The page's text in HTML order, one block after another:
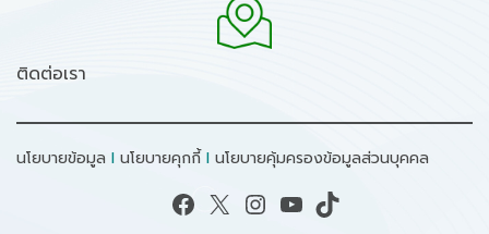
ติดต่อเรา
นโยบายข้อมูล I นโยบายคุกกี้ I นโยบายคุ้มครองข้อมูลส่วนบุคคล
Facebook X Instagram YouTube TikTok